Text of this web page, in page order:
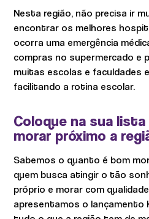
Nesta região, não precisa ir
encontrar os melhores
ocorra uma emergência
compras no supermercado e
muitas escolas e faculdades
facilitando a rotina escolar.
Coloque na sua
morar próximo a
Sabemos o quanto é bom
quem busca atingir o tão
próprio e morar com
apresentamos o lançamento